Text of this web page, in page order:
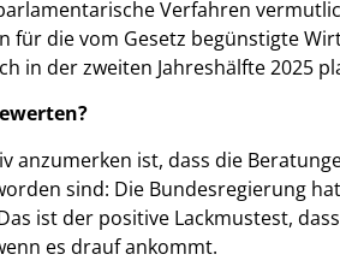
Verfahren
für die vom Gesetz begünstigte
in der zweiten Jahreshälfte 2025
anzumerken ist, dass die
sind: Die Bundesregierung
ist der positive Lackmustest,
es drauf ankommt.